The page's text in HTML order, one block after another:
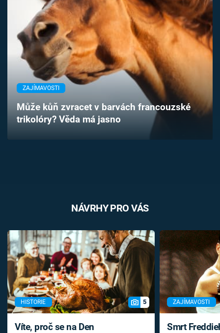
Témata
Pořady
TV Program
Časopis
Sledujte prima+
ZAJÍMAVOSTI
Může kůň zvracet v barvách francouzské
trikolóry? Věda má jasno
NÁVRHY PRO VÁS
HISTORIE 5
Víte, proč se na Den
ZAJÍMAVOSTI
Smrt